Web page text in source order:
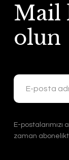
Mail
olun
E-
zaman